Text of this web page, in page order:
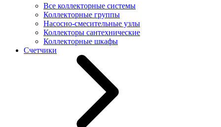
Все коллекторные системы
Коллекторные группы
Насосно-смесительные узлы
Коллекторы сантехнические
Коллекторные шкафы
Счетчики